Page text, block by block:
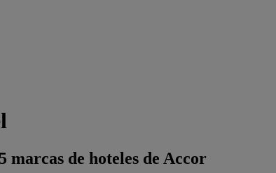
marcas de hoteles de Accor